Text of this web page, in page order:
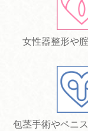
女性器整形や
包茎手術やペニ